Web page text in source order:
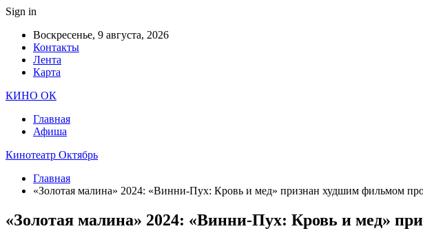
Sign in
Воскресенье, 9 августа, 2026
Контакты
Лента
Карта
КИНО ОК
Главная
Афиша
Кинотеатр Октябрь
Главная
«Золотая малина» 2024: «Винни-Пух: Кровь и мед» признан худшим фильмом
«Золотая малина» 2024: «Винни-Пух: Кровь и мед»